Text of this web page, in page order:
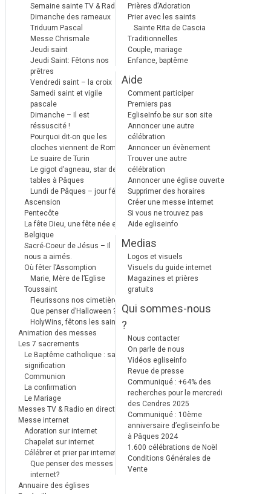
Semaine sainte TV & Radio
Dimanche des rameaux
Triduum Pascal
Messe Chrismale
Jeudi saint
Jeudi Saint: Fêtons nos
prêtres
Vendredi saint – la croix
Samedi saint et vigile
pascale
Dimanche – Il est
réssuscité !
Pourquoi dit-on que les
cloches viennent de Rome ?
Le suaire de Turin
Le gigot d’agneau, star des
tables à Pâques
Lundi de Pâques – jour férié
Ascension
Pentecôte
La fête Dieu, une fête née en
Belgique
Sacré-Coeur de Jésus – Il
nous a aimés.
Où fêter l’Assomption
Marie, Mère de l’Eglise
Toussaint
Fleurissons nos cimetières
Que penser d’Halloween ?
HolyWins, fêtons les saints !
Animation des messes
Les 7 sacrements
Le Baptême catholique : sa
signification
Communion
La confirmation
Le Mariage
Messes TV & Radio en direct
Messe internet
Adoration sur internet
Chapelet sur internet
Célébrer et prier par internet
Que penser des messes
internet?
Annuaire des églises
Prières d’Adoration
Prier avec les saints
Sainte Rita de Cascia
Traditionnelles
Couple, mariage
Enfance, baptême
Aide
Comment participer
Premiers pas
EgliseInfo.be sur son site
Annoncer une autre
célébration
Annoncer un évènement
Trouver une autre
célébration
Annoncer une église ouverte
Supprimer des horaires
Créer une messe internet
Si vous ne trouvez pas
Aide egliseinfo
Medias
Logos et visuels
Visuels du guide internet
Magazines et prières
gratuits
Qui sommes-nous
?
Nous contacter
On parle de nous
Vidéos egliseinfo
Revue de presse
Communiqué : +64% des
recherches pour le mercredi
des Cendres 2025
Communiqué : 10ème
anniversaire d’egliseinfo.be
à Pâques 2024
1.600 célébrations de Noël
Conditions Générales de
Vente